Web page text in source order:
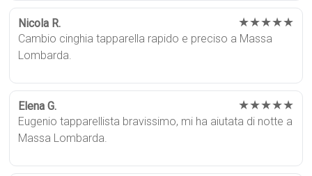
Nicola R. ★★★★★
Cambio cinghia tapparella rapido e preciso a Massa
Lombarda.
Elena G. ★★★★★
Eugenio tapparellista bravissimo, mi ha aiutata di notte a
Massa Lombarda.